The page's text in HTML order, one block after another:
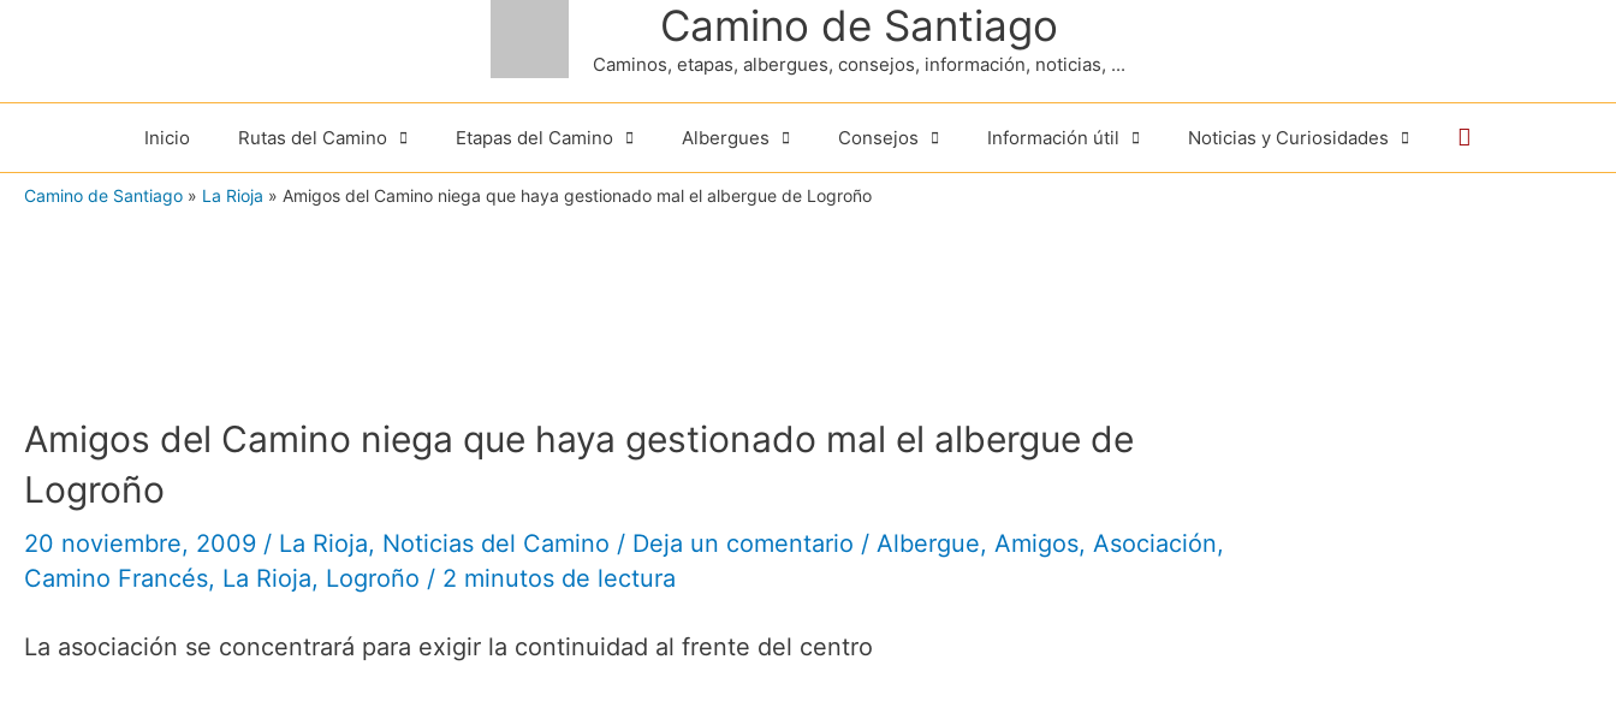
contenido
Camino de Santiago
Caminos, etapas, albergues, consejos, información, noticias, ...
Inicio Rutas del Camino Etapas del Camino Albergues Consejos Información útil Noticias y Curiosidades Buscar
Camino de Santiago » La Rioja » Amigos del Camino niega que haya gestionado mal el albergue de Logroño
Amigos del Camino niega que haya gestionado mal el albergue de
Logroño
20 noviembre, 2009 / La Rioja, Noticias del Camino / Deja un comentario / Albergue, Amigos, Asociación,
Camino Francés, La Rioja, Logroño / 2 minutos de lectura
La asociación se concentrará para exigir la continuidad al frente del centro